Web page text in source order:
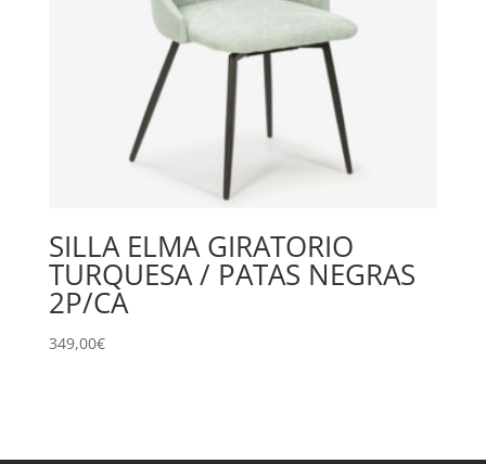
SILLA ELMA GIRATORIO
TURQUESA / PATAS NEGRAS
2P/CA
349,00€